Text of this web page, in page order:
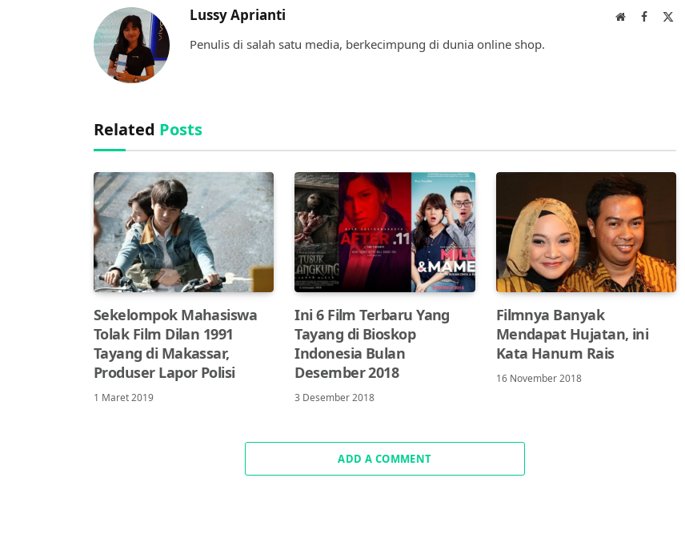
Lussy Aprianti WebsiteFacebook
Penulis di salah satu media, berkecimpung di dunia online shop.
Related Posts
Sekelompok Mahasiswa
Tolak Film Dilan 1991
Tayang di Makassar,
Produser Lapor Polisi
1 Maret 2019
Ini 6 Film Terbaru Yang
Tayang di Bioskop
Indonesia Bulan
Desember 2018
3 Desember 2018
Filmnya Banyak
Mendapat Hujatan, ini
Kata Hanum Rais
16 November 2018
ADD A COMMENT